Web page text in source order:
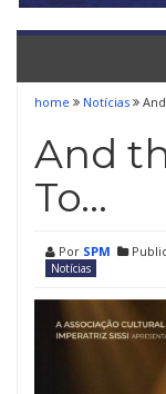
home Notícias
And
To…
Por SPM
Notícias